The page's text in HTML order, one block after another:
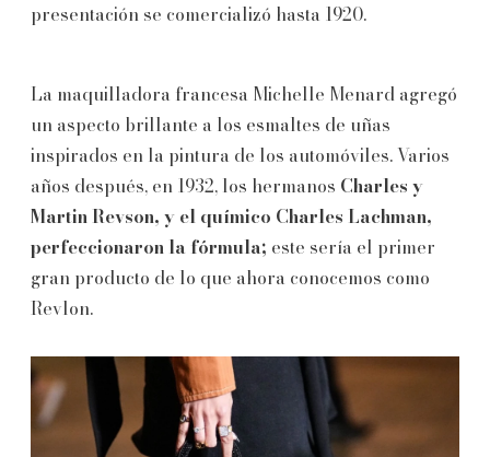
presentación se comercializó hasta 1920.
La maquilladora francesa Michelle Menard agregó
un aspecto brillante a los esmaltes de uñas
inspirados en la pintura de los automóviles. Varios
años después, en 1932, los hermanos Charles y
Martin Revson, y el químico Charles Lachman,
perfeccionaron la fórmula; este sería el primer
gran producto de lo que ahora conocemos como
Revlon.